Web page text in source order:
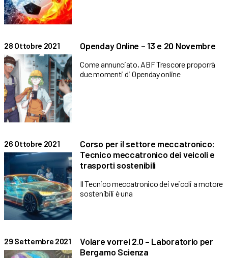
28 Ottobre 2021 Openday Online – 13 e 20 Novembre
Come annunciato, ABF Trescore proporrà
due momenti di Openday online
26 Ottobre 2021
Corso per il settore meccatronico:
Tecnico meccatronico dei veicoli e
trasporti sostenibili
Il Tecnico meccatronico dei veicoli a motore
sostenibili è una
29 Settembre 2021
Volare vorrei 2.0 – Laboratorio per
Bergamo Scienza